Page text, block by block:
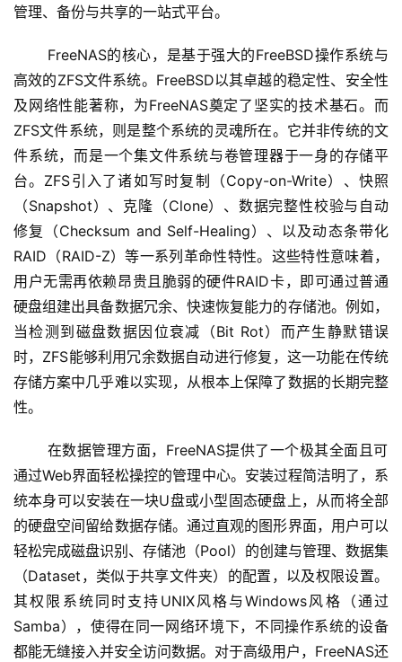
管理、备份与共享的一站式平台。
高效的ZFS文件系统。FreeBSD以其卓越的稳定性、安全性
及网络性能著称，为FreeNAS奠定了坚实的技术基石。而
ZFS文件系统，则是整个系统的灵魂所在。它并非传统的文
件系统，而是一个集文件系统与卷管理器于一身的存储平
台。ZFS引入了诸如写时复制（Copy-on-Write）、快照
（Snapshot）、克隆（Clone）、数据完整性校验与自动
修复（Checksum and Self-Healing）、以及动态条带化
RAID（RAID-Z）等一系列革命性特性。这些特性意味着，
用户无需再依赖昂贵且脆弱的硬件RAID卡，即可通过普通
硬盘组建出具备数据冗余、快速恢复能力的存储池。例如，
当检测到磁盘数据因位衰减（Bit Rot）而产生静默错误
时，ZFS能够利用冗余数据自动进行修复，这一功能在传统
存储方案中几乎难以实现，从根本上保障了数据的长期完整
性。
通过Web界面轻松操控的管理中心。安装过程简洁明了，系
统本身可以安装在一块U盘或小型固态硬盘上，从而将全部
的硬盘空间留给数据存储。通过直观的图形界面，用户可以
轻松完成磁盘识别、存储池（Pool）的创建与管理、数据集
（Dataset，类似于共享文件夹）的配置，以及权限设置。
其权限系统同时支持UNIX风格与Windows风格（通过
Samba），使得在同一网络环境下，不同操作系统的设备
都能无缝接入并安全访问数据。对于高级用户，FreeNAS还